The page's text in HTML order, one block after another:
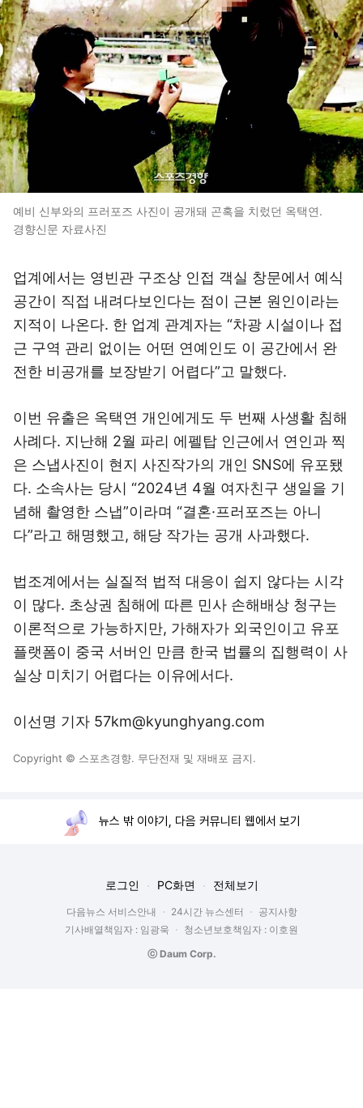
예비 신부와의 프러포즈 사진이 공개돼 곤혹을 치렀던 옥택연.
경향신문 자료사진
업계에서는 영빈관 구조상 인접 객실 창문에서 예식
공간이 직접 내려다보인다는 점이 근본 원인이라는
지적이 나온다. 한 업계 관계자는 “차광 시설이나 접
근 구역 관리 없이는 어떤 연예인도 이 공간에서 완
전한 비공개를 보장받기 어렵다”고 말했다.
이번 유출은 옥택연 개인에게도 두 번째 사생활 침해
사례다. 지난해 2월 파리 에펠탑 인근에서 연인과 찍
은 스냅사진이 현지 사진작가의 개인 SNS에 유포됐
다. 소속사는 당시 “2024년 4월 여자친구 생일을 기
념해 촬영한 스냅”이라며 “결혼·프러포즈는 아니
다”라고 해명했고, 해당 작가는 공개 사과했다.
법조계에서는 실질적 법적 대응이 쉽지 않다는 시각
이 많다. 초상권 침해에 따른 민사 손해배상 청구는
이론적으로 가능하지만, 가해자가 외국인이고 유포
플랫폼이 중국 서버인 만큼 한국 법률의 집행력이 사
실상 미치기 어렵다는 이유에서다.
이선명 기자 57km@kyunghyang.com
Copyright © 스포츠경향. 무단전재 및 재배포 금지.
뉴스 밖 이야기, 다음 커뮤니티 웹에서 보기
로그인 PC화면 전체보기
다음뉴스 서비스안내 24시간 뉴스센터
공지사항
기사배열책임자 : 임광욱
청소년보호책임자 : 이호원
ⓒ Daum Corp.